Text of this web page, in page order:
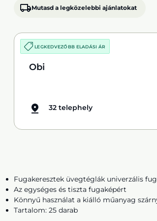
Mutasd a legközelebbi ajánlatokat
LEGKEDVEZŐBB ELADÁSI ÁR
Obi
32 telephely
Fugakeresztek üvegtéglák univerzális
Az egységes és tiszta fugaképért
Könnyű használat a kiálló műanyag
Tartalom: 25 darab